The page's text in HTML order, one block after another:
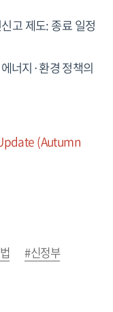
고 제도: 종료 일정
너지·환경 정책의
(Autumn
#신정부